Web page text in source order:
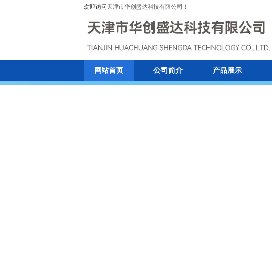
欢迎访问 天津市华创盛达科技有限公司 ！
网站首页 公司简介 产品展示